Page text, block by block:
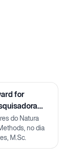
for
do Natura
no dia
M.Sc.